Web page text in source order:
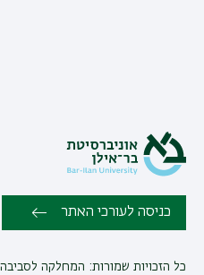
כניסה לעורכי האתר
כל הזכויות שמורות: המחלקה